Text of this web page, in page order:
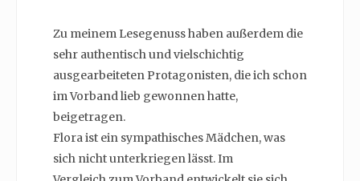
Zu meinem Lesegenuss haben außerdem die
sehr authentisch und vielschichtig
ausgearbeiteten Protagonisten, die ich schon
im Vorband lieb gewonnen hatte,
beigetragen.
Flora ist ein sympathisches Mädchen, was
sich nicht unterkriegen lässt. Im